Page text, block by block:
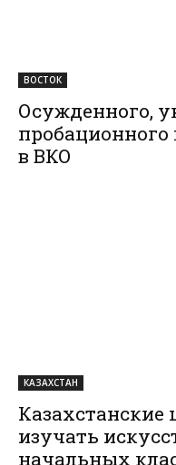
ВОСТОК
Осужденного,
пробационного
в ВКО
КАЗАХСТАН
изучать
начальных